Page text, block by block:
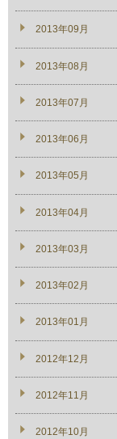
2013年09月
2013年08月
2013年07月
2013年06月
2013年05月
2013年04月
2013年03月
2013年02月
2013年01月
2012年12月
2012年11月
2012年10月